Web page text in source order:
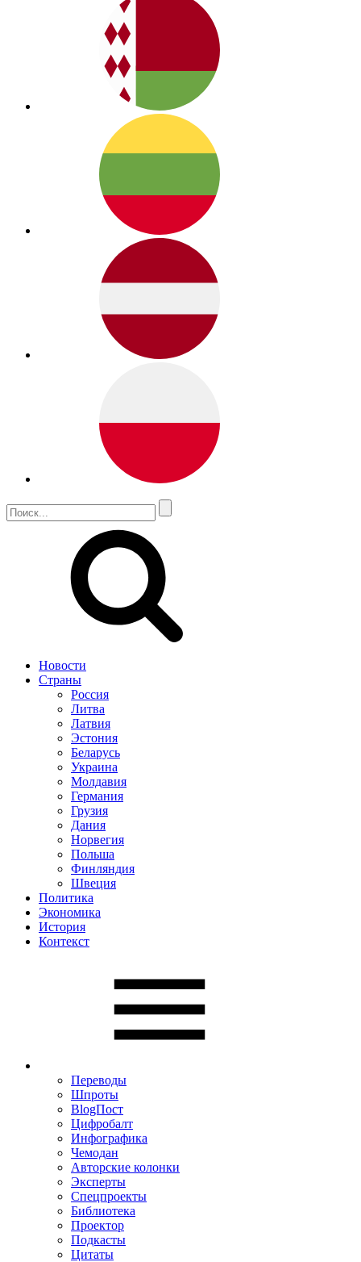
Новости
Страны
Россия
Литва
Латвия
Эстония
Беларусь
Украина
Молдавия
Германия
Грузия
Дания
Норвегия
Польша
Финляндия
Швеция
Политика
Экономика
История
Контекст
Переводы
Шпроты
BlogПост
Цифробалт
Инфографика
Чемодан
Авторские колонки
Эксперты
Спецпроекты
Библиотека
Проектор
Подкасты
Цитаты